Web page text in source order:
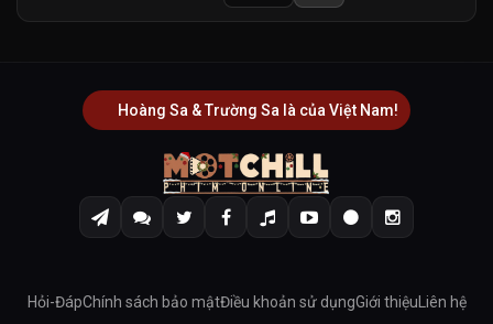
Hoàng Sa & Trường Sa là của Việt Nam!
Hỏi-ĐápChính sách bảo mậtĐiều khoản sử dụngGiới thiệu Liên hệ